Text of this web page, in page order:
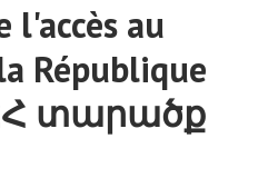
l'accès au
République
տարածք